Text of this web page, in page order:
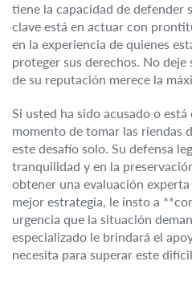
tiene la capacidad de defender
clave está en actuar con
en la experiencia de quienes
proteger sus derechos. No
de su reputación merece la
Si usted ha sido acusado o está
momento de tomar las riendas
este desafío solo. Su defensa
tranquilidad y en la
obtener una evaluación
mejor estrategia, le insto a
urgencia que la situación
especializado le brindará el
necesita para superar este